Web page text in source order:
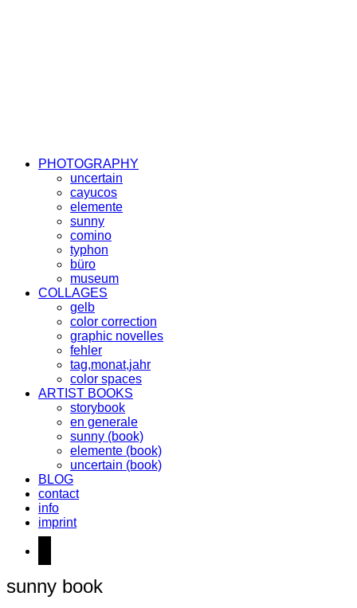
PHOTOGRAPHY
uncertain
cayucos
elemente
sunny
comino
typhon
büro
museum
COLLAGES
gelb
color correction
graphic novelles
fehler
tag,monat,jahr
color spaces
ARTIST BOOKS
storybook
en generale
sunny (book)
elemente (book)
uncertain (book)
BLOG
contact
info
imprint
sunny book